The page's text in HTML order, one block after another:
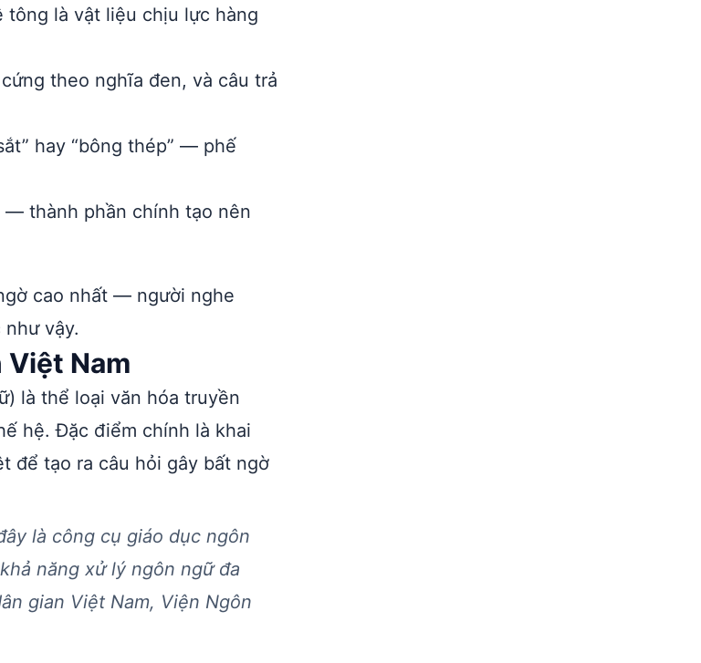
tông là vật liệu chịu lực hàng
theo nghĩa đen, và câu trả
hay “bông thép” — phế
— thành phần chính tạo nên
cao nhất — người nghe
vậy.
Nam
là thể loại văn hóa truyền
hệ. Đặc điểm chính là khai
để tạo ra câu hỏi gây bất ngờ
là công cụ giáo dục ngôn
năng xử lý ngôn ngữ đa
gian Việt Nam, Viện Ngôn